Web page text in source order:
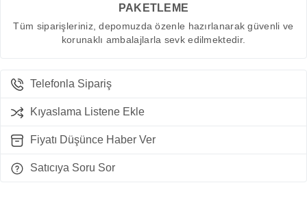
PAKETLEME
Tüm siparişleriniz, depomuzda özenle hazırlanarak güvenli ve
korunaklı ambalajlarla sevk edilmektedir.
Telefonla Sipariş
Kıyaslama Listene Ekle
Fiyatı Düşünce Haber Ver
Satıcıya Soru Sor